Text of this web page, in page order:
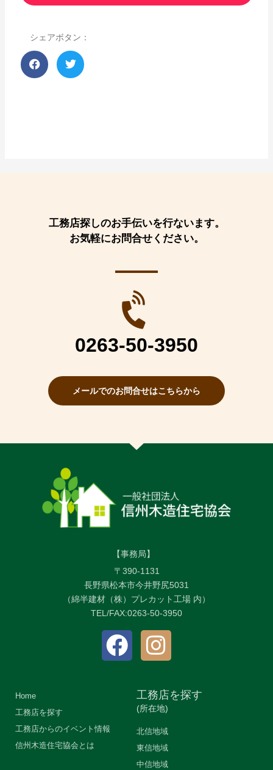
シェアボタン：
工務店探しのお手伝いを行ないます。
お気軽にお問合せください。
0263-50-3950
メールでのお問合せはこちらから
【事務局】
〒390-1131
長野県松本市今井野尻5031
（綿半建材（株）プレカット工場 内）
TEL/FAX:0263-50-3950
Home
工務店を探す
工務店からのイベント情報
信州木造住宅協会とは
工務店を探す
(所在地)
北信地域
東信地域
中信地域